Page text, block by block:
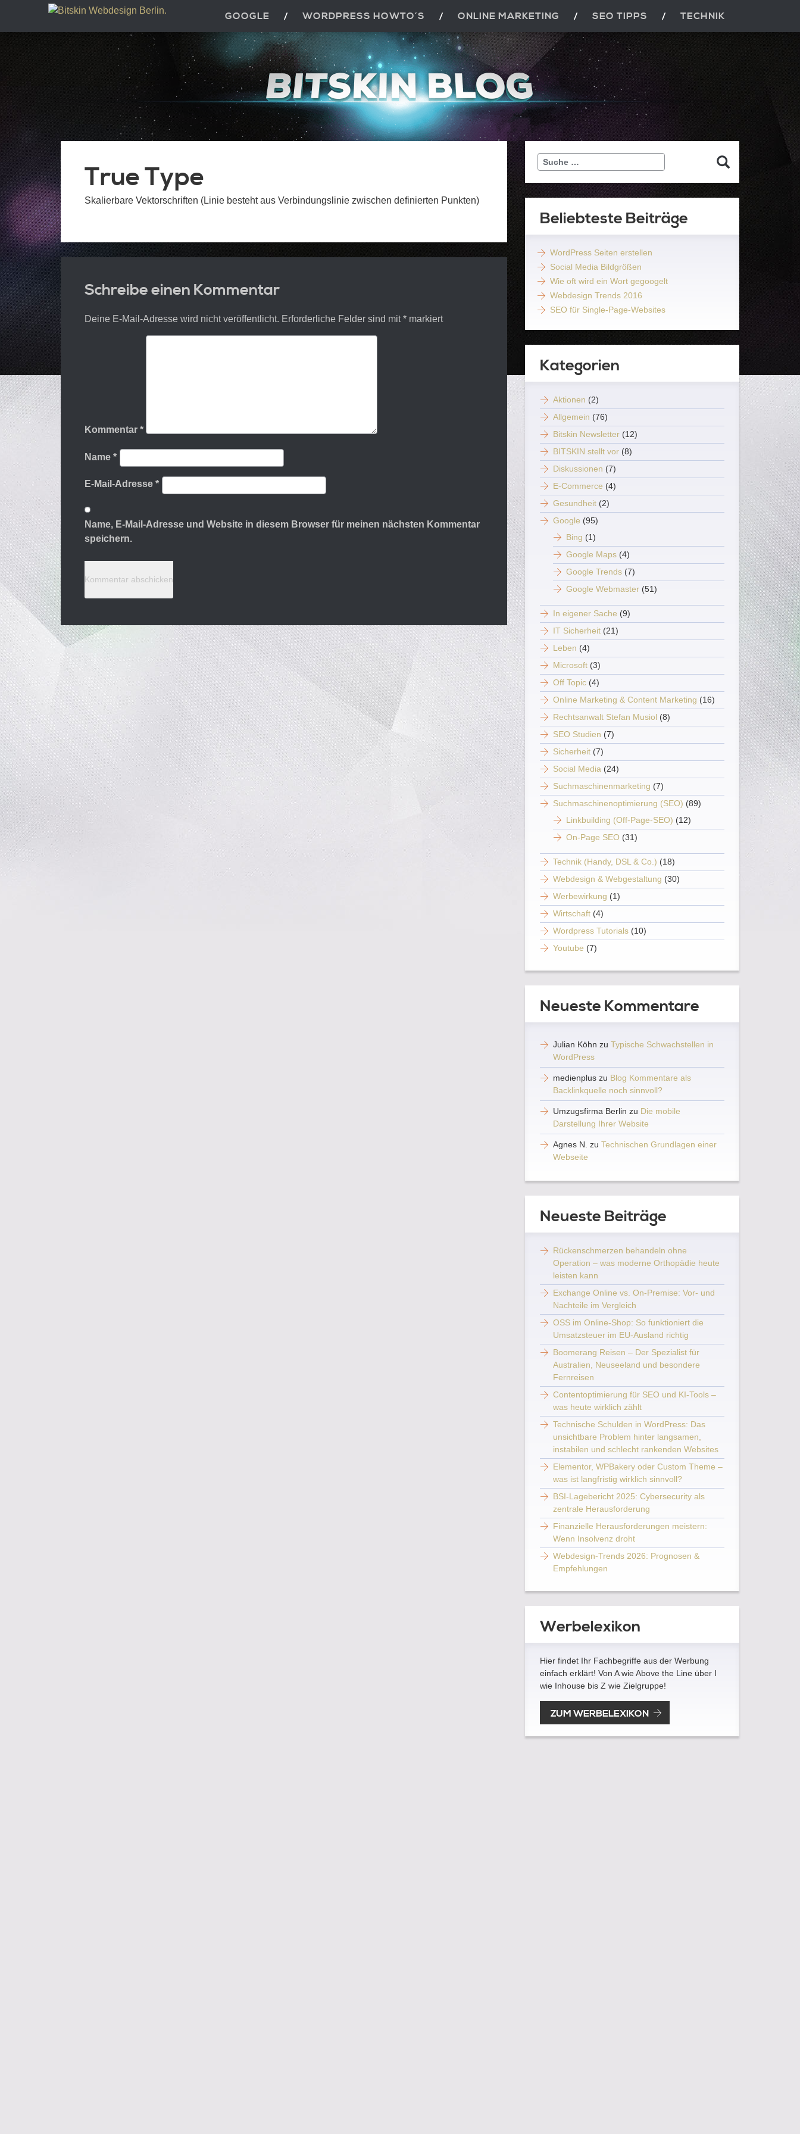
GOOGLE WORDPRESS HOWTO´S ONLINE MARKETING SEO TIPPS TECHNIK
True Type
Skalierbare Vektorschriften (Linie besteht aus Verbindungslinie zwischen definierten Punkten)
Schreibe einen Kommentar
Deine E-Mail-Adresse wird nicht veröffentlicht. Erforderliche Felder sind mit* markiert
Kommentar *
Name *
E-Mail-Adresse *
Name, E-Mail-Adresse und Website in diesem Browser für meinen nächsten Kommentar
speichern.
Suche
…
Beliebteste Beiträge
WordPress Seiten erstellen
Social Media Bildgrößen
Wie oft wird ein Wort gegoogelt
Webdesign Trends 2016
SEO für Single-Page-Websites
Kategorien
Aktionen (2)
Allgemein (76)
Bitskin Newsletter (12)
BITSKIN stellt vor (8)
Diskussionen (7)
E-Commerce (4)
Gesundheit (2)
Google (95)
Bing (1)
Google Maps (4)
Google Trends (7)
Google Webmaster (51)
In eigener Sache (9)
IT Sicherheit (21)
Leben (4)
Microsoft (3)
Off Topic (4)
Online Marketing & Content Marketing (16)
Rechtsanwalt Stefan Musiol (8)
SEO Studien (7)
Sicherheit (7)
Social Media (24)
Suchmaschinenmarketing (7)
Suchmaschinenoptimierung (SEO) (89)
Linkbuilding (Off-Page-SEO) (12)
On-Page SEO (31)
Technik (Handy, DSL & Co.) (18)
Webdesign & Webgestaltung (30)
Werbewirkung (1)
Wirtschaft (4)
Wordpress Tutorials (10)
Youtube (7)
Neueste Kommentare
Julian Köhn zu Typische Schwachstellen in
WordPress
medienplus zu Blog Kommentare als
Backlinkquelle noch sinnvoll?
Umzugsfirma Berlin zu Die mobile
Darstellung Ihrer Website
Agnes N. zu Technischen Grundlagen einer
Webseite
Neueste Beiträge
Rückenschmerzen behandeln ohne
Operation – was moderne Orthopädie heute
leisten kann
Exchange Online vs. On-Premise: Vor- und
Nachteile im Vergleich
OSS im Online-Shop: So funktioniert die
Umsatzsteuer im EU-Ausland richtig
Boomerang Reisen – Der Spezialist für
Australien, Neuseeland und besondere
Fernreisen
Contentoptimierung für SEO und KI-Tools –
was heute wirklich zählt
Technische Schulden in WordPress: Das
unsichtbare Problem hinter langsamen,
instabilen und schlecht rankenden Websites
Elementor, WPBakery oder Custom Theme –
was ist langfristig wirklich sinnvoll?
BSI-Lagebericht 2025: Cybersecurity als
zentrale Herausforderung
Finanzielle Herausforderungen meistern:
Wenn Insolvenz droht
Webdesign-Trends 2026: Prognosen &
Empfehlungen
Werbelexikon
Hier findet Ihr Fachbegriffe aus der Werbung
einfach erklärt! Von A wie Above the Line über I
wie Inhouse bis Z wie Zielgruppe!
ZUM WERBELEXIKON